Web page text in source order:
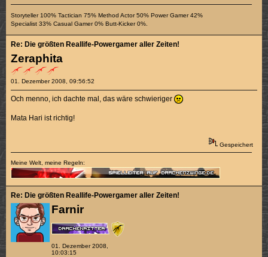
Storyteller 100% Tactician 75% Method Actor 50% Power Gamer 42%
Specialist 33% Casual Gamer 0% Butt-Kicker 0%.
Zeraphita
01. Dezember 2008, 09:56:52
Re: Die größten Reallife-Powergamer aller Zeiten!
Och menno, ich dachte mal, das wäre schwieriger
Mata Hari ist richtig!
Gespeichert
Meine Welt, meine Regeln:
Farnir
01. Dezember 2008,
10:03:15
Re: Die größten Reallife-Powergamer aller Zeiten!